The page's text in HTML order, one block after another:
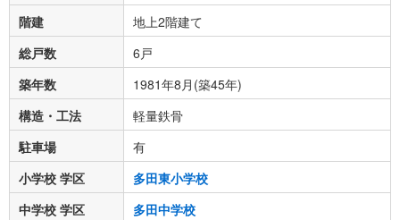
階建
地上2階建て
総戸数
6戸
築年数
1981年8月(築45年)
構造・工法
軽量鉄骨
駐車場
有
小学校 学区
多田東小学校
中学校 学区
多田中学校